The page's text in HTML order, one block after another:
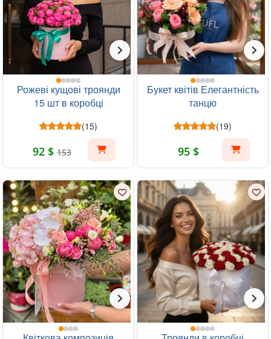
Рожеві кущові троянди
15 шт в коробці
(15)
92 $ 153
Букет квітів Елегантність
танцю
(19)
95 $